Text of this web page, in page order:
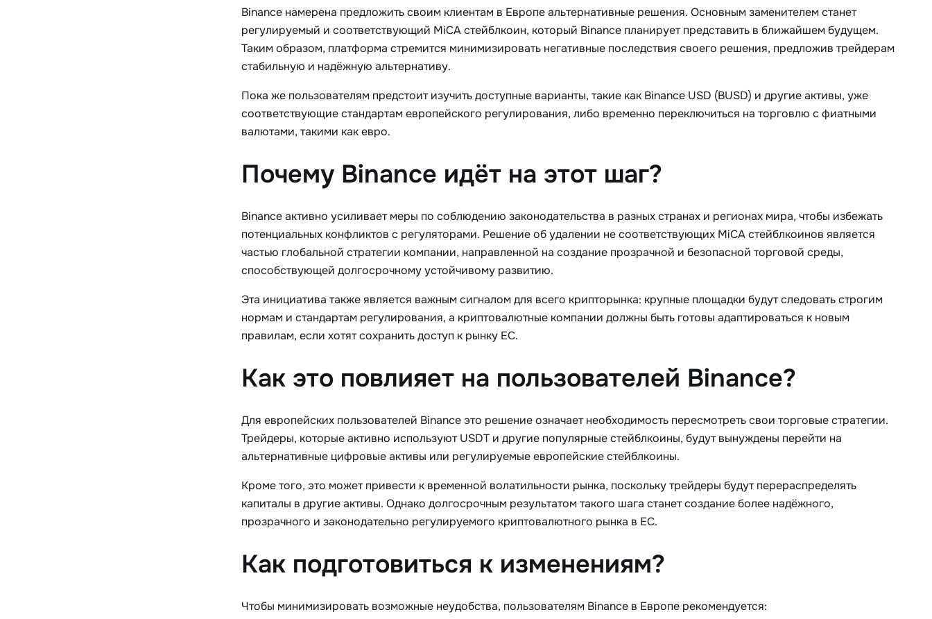
Binance намерена предложить своим клиентам в Европе альтернативные решения. Основным заменителем станет
регулируемый и соответствующий MiCA стейблкоин, который Binance планирует представить в ближайшем будущем.
Таким образом, платформа стремится минимизировать негативные последствия своего решения, предложив трейдерам
стабильную и надёжную альтернативу.
Пока же пользователям предстоит изучить доступные варианты, такие как Binance USD (BUSD) и другие активы, уже
соответствующие стандартам европейского регулирования, либо временно переключиться на торговлю с фиатными
валютами, такими как евро.
Почему Binance идёт на этот шаг?
Binance активно усиливает меры по соблюдению законодательства в разных странах и регионах мира, чтобы избежать
потенциальных конфликтов с регуляторами. Решение об удалении не соответствующих MiCA стейблкоинов является
частью глобальной стратегии компании, направленной на создание прозрачной и безопасной торговой среды,
способствующей долгосрочному устойчивому развитию.
Эта инициатива также является важным сигналом для всего крипторынка: крупные площадки будут следовать строгим
нормам и стандартам регулирования, а криптовалютные компании должны быть готовы адаптироваться к новым
правилам, если хотят сохранить доступ к рынку ЕС.
Как это повлияет на пользователей Binance?
Для европейских пользователей Binance это решение означает необходимость пересмотреть свои торговые стратегии.
Трейдеры, которые активно используют USDT и другие популярные стейблкоины, будут вынуждены перейти на
альтернативные цифровые активы или регулируемые европейские стейблкоины.
Кроме того, это может привести к временной волатильности рынка, поскольку трейдеры будут перераспределять
капиталы в другие активы. Однако долгосрочным результатом такого шага станет создание более надёжного,
прозрачного и законодательно регулируемого криптовалютного рынка в ЕС.
Как подготовиться к изменениям?
Чтобы минимизировать возможные неудобства, пользователям Binance в Европе рекомендуется: